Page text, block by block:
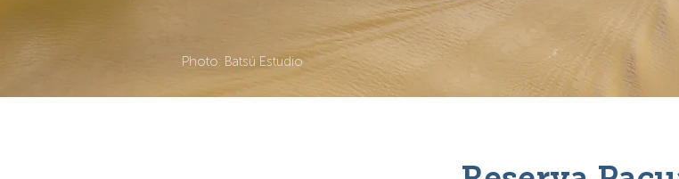
Photo: Batsú Estudio